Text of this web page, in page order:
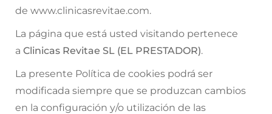
de www.clinicasrevitae.com.
La página que está usted visitando pertenece
a Clinicas Revitae SL (EL PRESTADOR).
La presente Política de cookies podrá ser
modificada siempre que se produzcan cambios
en la configuración y/o utilización de las